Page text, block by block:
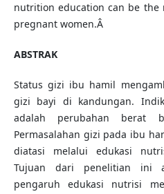
nutrition education can be
pregnant women.Â
ABSTRAK
Status gizi ibu hamil
gizi bayi di kandungan.
adalah perubahan berat
Permasalahan gizi pada ibu
diatasi melalui edukasi
Tujuan dari penelitian ini
pengaruh edukasi nutrisi